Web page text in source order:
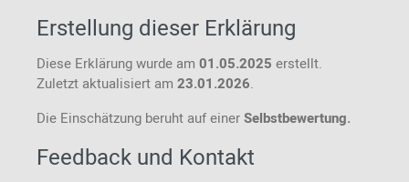
Erstellung dieser Erklärung
Diese Erklärung wurde am 01.05.2025 erstellt.
Zuletzt aktualisiert am 23.01.2026.
Die Einschätzung beruht auf einerSelbstbewertung.
Feedback und Kontakt